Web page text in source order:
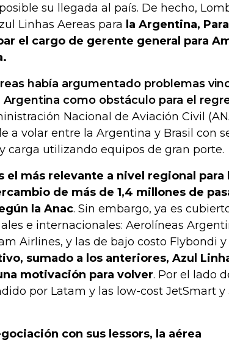
su llegada al país. De hecho,
Linhas Aereas para la Argentina,
el cargo de gerente general para
había argumentado problemas
como obstáculo para el
Nacional de Aviación Civil
a volar entre la Argentina y Brasil con
carga utilizando equipos de gran porte.
el más relevante a nivel regional para
de más de 1,4 millones de
la Anac. Sin embargo, ya es
e internacionales: Aerolíneas
Airlines, y las de bajo costo Flybondi y
sumado a los anteriores, Azul
motivación para volver. Por el lado
por Latam y las low-cost JetSmart y
con sus lessors, la aérea